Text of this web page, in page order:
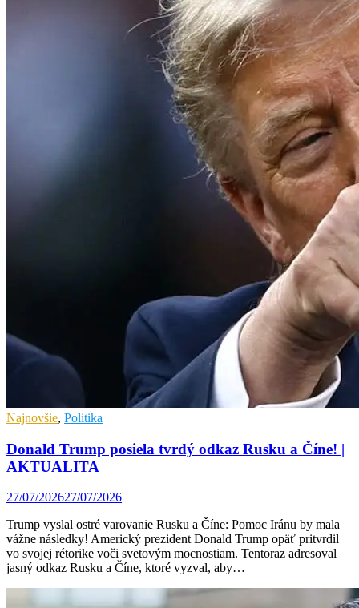
Najnovšie, Politika
Donald Trump posiela tvrdý odkaz Rusku a Číne! |
AKTUALITA
27/07/202627/07/2026
Trump vyslal ostré varovanie Rusku a Číne: Pomoc Iránu by mala
vážne následky! Americký prezident Donald Trump opäť pritvrdil
vo svojej rétorike voči svetovým mocnostiam. Tentoraz adresoval
jasný odkaz Rusku a Číne, ktoré vyzval, aby…